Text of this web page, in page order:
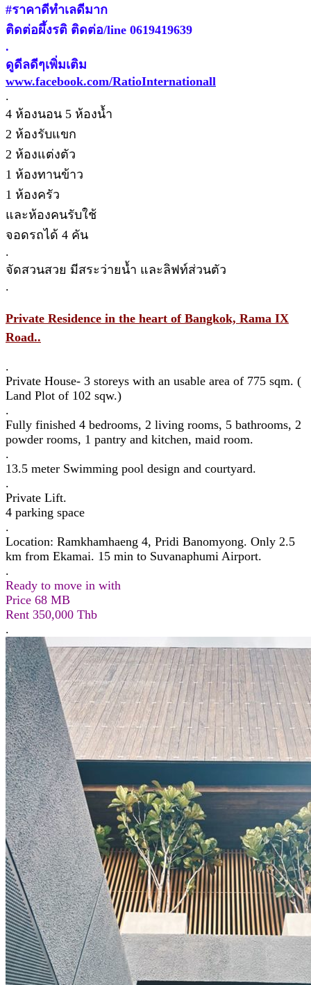
#ราคาดีทำเลดีมาก
ติดต่อผึ้งรติ ติดต่อ/line 0619419639
.
ดูดีลดีๆเพิ่มเติม
www.facebook.com/RatioInternationall
.
4 ห้องนอน 5 ห้องน้ำ
2 ห้องรับแขก
2 ห้องแต่งตัว
1 ห้องทานข้าว
1 ห้องครัว
และห้องคนรับใช้
จอดรถได้ 4 คัน
.
จัดสวนสวย มีสระว่ายน้ำ และลิฟท์ส่วนตัว
.
Private Residence in the heart of Bangkok, Rama IX
Road..
.
Private House- 3 storeys with an usable area of 775 sqm. (
Land Plot of 102 sqw.)
.
Fully finished 4 bedrooms, 2 living rooms, 5 bathrooms, 2
powder rooms, 1 pantry and kitchen, maid room.
.
13.5 meter Swimming pool design and courtyard.
.
Private Lift.
4 parking space
.
Location: Ramkhamhaeng 4, Pridi Banomyong. Only 2.5
km from Ekamai. 15 min to Suvanaphumi Airport.
.
Ready to move in with
Price 68 MB
Rent 350,000 Thb
.